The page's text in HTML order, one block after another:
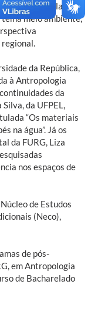
e articulação
meio ambiente,
da República,
à Antropologia
da
da UFPEL,
“Os materiais
na água”. Já os
da FURG, Liza
nos espaços de
de Estudos
(Neco),
de pós-
em Antropologia
de Bacharelado